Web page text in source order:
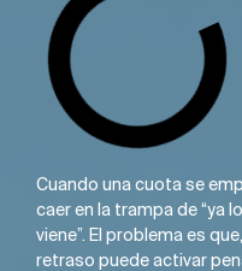
Cuando una cuota se
caer en la trampa de “ya
viene”. El problema es
retraso puede activar